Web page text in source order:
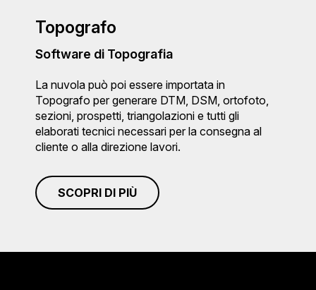
Topografo
Software di Topografia
La nuvola può poi essere importata in
Topografo per generare DTM, DSM, ortofoto,
sezioni, prospetti, triangolazioni e tutti gli
elaborati tecnici necessari per la consegna al
cliente o alla direzione lavori.
SCOPRI DI PIÙ